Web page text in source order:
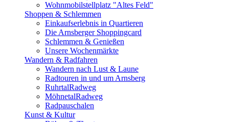
Wohnmobilstellplatz "Altes Feld"
Shoppen & Schlemmen
Einkaufserlebnis in Quartieren
Die Arnsberger Shoppingcard
Schlemmen & Genießen
Unsere Wochenmärkte
Wandern & Radfahren
Wandern nach Lust & Laune
Radtouren in und um Arnsberg
RuhrtalRadweg
MöhnetalRadweg
Radpauschalen
Kunst & Kultur